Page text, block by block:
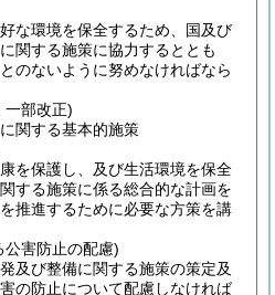
な環境を保全するため、国及び
関する施策に協力するととも
のないように努めなければなら
一部改正)
関する基本的施策
を保護し、及び生活環境を保全
する施策に係る総合的な計画を
推進するために必要な方策を講
害防止の配慮)
及び整備に関する施策の策定及
の防止について配慮しなければ